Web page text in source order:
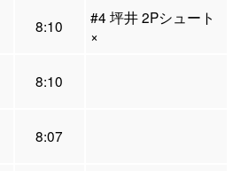
8:10
#4 坪井 2Pシュート
×
8:10
8:07